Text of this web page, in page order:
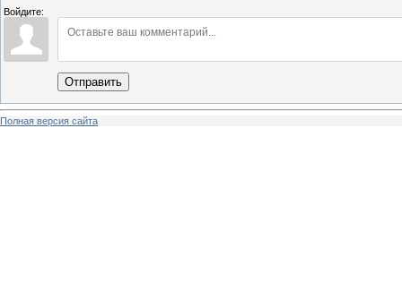
Войдите:
Отправить
Полная версия сайта